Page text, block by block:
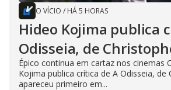
O VÍCIO / HÁ 5 HORAS
Hideo Kojima publica
Odisseia, de
Épico continua em cartaz nos cinemas
Kojima publica crítica de A Odisseia, de
apareceu primeiro em...